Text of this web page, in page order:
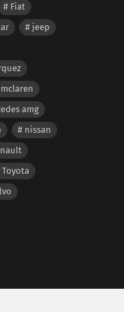
Fiat
jeep
mclaren
amg
nissan
Toyota